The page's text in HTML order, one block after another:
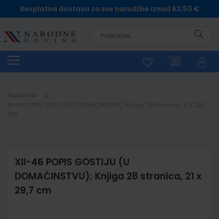
Besplatna dostava za sve narudžbe iznad 62,50 €
Naslovna
XII-46 POPIS GOSTIJU (U
DOMAĆINSTVU); Knjiga 28 stranica, 21 x
29,7 cm